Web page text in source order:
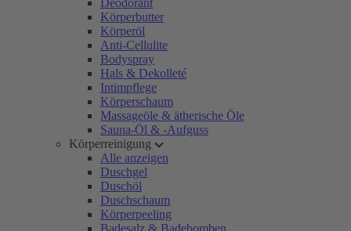
Deodorant
Körperbutter
Körperöl
Anti-Cellulite
Bodyspray
Hals & Dekolleté
Intimpflege
Körperschaum
Massageöle & ätherische Öle
Sauna-Öl & -Aufguss
Körperreinigung
Alle anzeigen
Duschgel
Duschöl
Duschschaum
Körperpeeling
Badesalz & Badebomben